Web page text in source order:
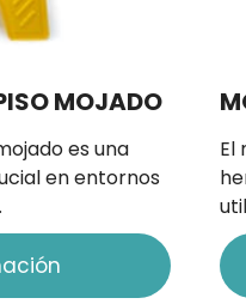
MOJADO
es una
en entornos
El